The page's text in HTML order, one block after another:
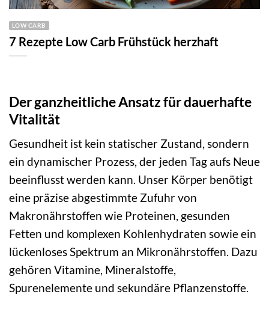
LOW CARB
7 Rezepte Low Carb Frühstück herzhaft
Der ganzheitliche Ansatz für dauerhafte
Vitalität
Gesundheit ist kein statischer Zustand, sondern
ein dynamischer Prozess, der jeden Tag aufs Neue
beeinflusst werden kann. Unser Körper benötigt
eine präzise abgestimmte Zufuhr von
Makronährstoffen wie Proteinen, gesunden
Fetten und komplexen Kohlenhydraten sowie ein
lückenloses Spektrum an Mikronährstoffen. Dazu
gehören Vitamine, Mineralstoffe,
Spurenelemente und sekundäre Pflanzenstoffe.